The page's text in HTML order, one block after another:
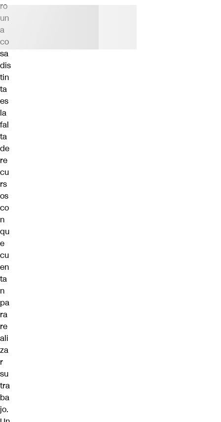
ro
un
a
co
sa
dis
tin
ta
es
la
fal
ta
de
re
cu
rs
os
co
n
qu
e
cu
en
ta
n
pa
ra
re
ali
za
r
su
tra
ba
jo.